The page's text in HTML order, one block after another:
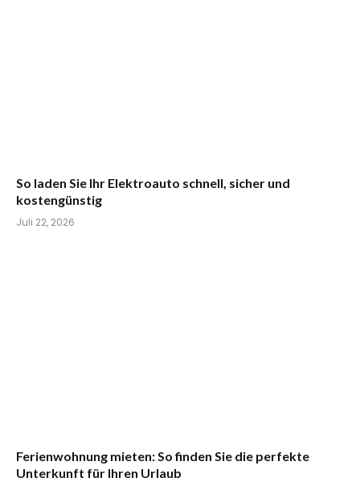
So laden Sie Ihr Elektroauto schnell, sicher und
kostengünstig
Juli 22, 2026
Ferienwohnung mieten: So finden Sie die perfekte
Unterkunft für Ihren Urlaub